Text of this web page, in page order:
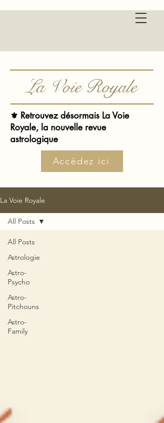
La Voie Royale
⚜️ Retrouvez désormais La Voie
Royale, la nouvelle revue
astrologique
Accédez ici
La Voie Royale
All Posts
Astrologie
Astro-
Psycho
Astro-
Pitchouns
Astro-
Family
All Posts